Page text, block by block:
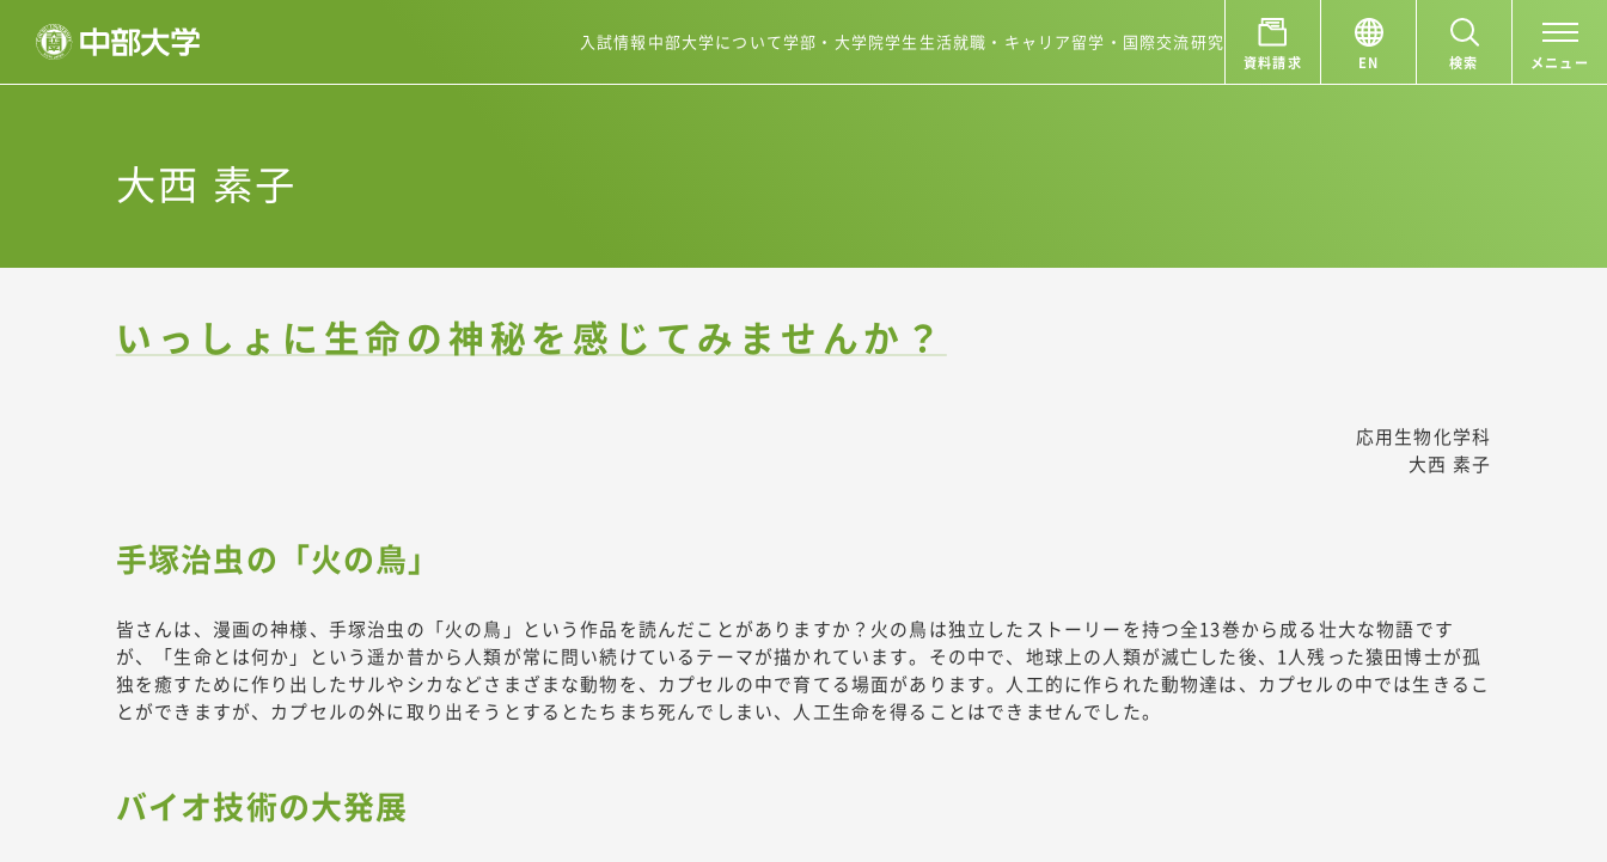
入試情報 中部大学について学部・大学院学生生活就職・キャリア留学・国際交流研究
資料請求 EN 検索 メニュー
大西 素子
いっしょに生命の神秘を感じてみませんか？
応用生物化学科
大西 素子
手塚治虫の「火の鳥」
皆さんは、漫画の神様、手塚治虫の「火の鳥」という作品を読んだことがありますか？火の鳥は独立したストーリーを持つ全13巻から成る壮大な物語です
が、「生命とは何か」という遥か昔から人類が常に問い続けているテーマが描かれています。その中で、地球上の人類が滅亡した後、1人残った猿田博士が孤
独を癒すために作り出したサルやシカなどさまざまな動物を、カプセルの中で育てる場面があります。人工的に作られた動物達は、カプセルの中では生きるこ
とができますが、カプセルの外に取り出そうとするとたちまち死んでしまい、人工生命を得ることはできませんでした。
バイオ技術の大発展